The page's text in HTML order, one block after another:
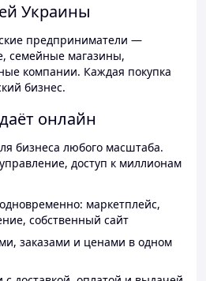
Украины
предприниматели —
семейные магазины,
компании. Каждая покупка
бизнес.
онлайн
бизнеса любого масштаба.
доступ к миллионам
маркетплейс,
собственный сайт
заказами и ценами в одном